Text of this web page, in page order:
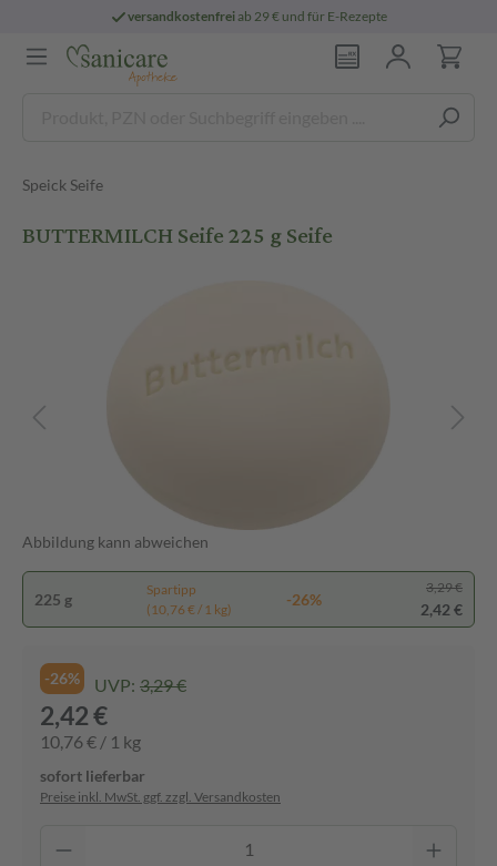
versandkostenfreiab 29 € und für E-Rezepte
Speick Seife
BUTTERMILCH Seife 225 g Seife
Abbildung kann abweichen
225 g
Spartipp
(10,76 € / 1 kg)
-26%
3,29 €
2,42 €
-26% UVP: 3,29 €
2,42 €
10,76 € / 1 kg
sofort lieferbar
Preise inkl. MwSt. ggf. zzgl. Versandkosten